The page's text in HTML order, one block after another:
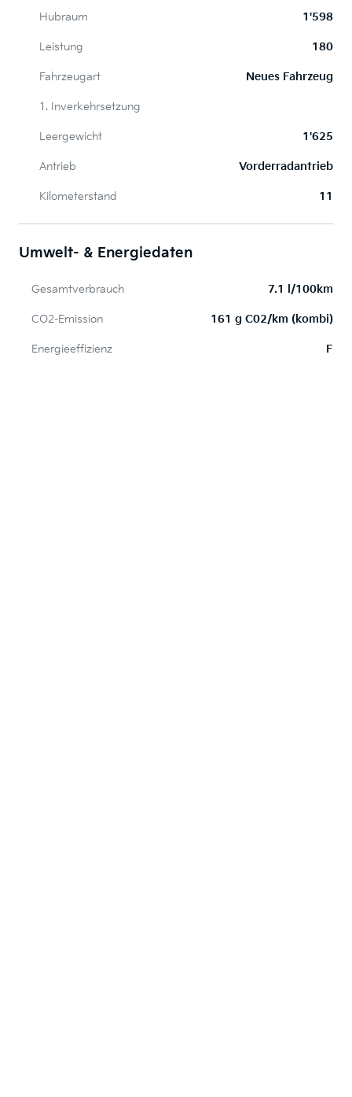
Hubraum 1'598
Leistung 180
Fahrzeugart Neues Fahrzeug
1. Inverkehrsetzung
Leergewicht 1'625
Antrieb Vorderradantrieb
Kilometerstand 11
Umwelt- & Energiedaten
Gesamtverbrauch 7.1 l/100km
CO2-Emission 161 g C02/km (kombi)
Energieeffizienz F